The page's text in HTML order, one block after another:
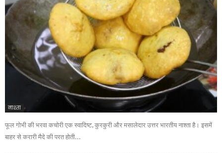
नाश्ता
फूल गोभी की भरवा कचोरी एक स्वादिष्ट, कुरकुरी और मसालेदार उत्तर भारतीय नाश्ता है। इसमें
बाहर से करारी मैदे की परत होती...